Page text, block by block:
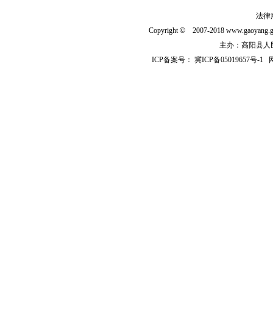
法律
Copyright© 2007-2018
主办：高阳县人
ICP备案号：冀ICP备05019657号-1